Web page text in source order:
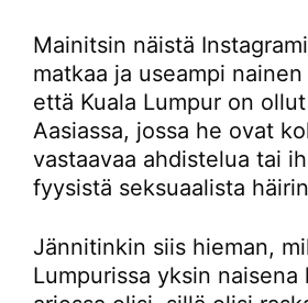
Mainitsin näistä
matkaa ja useampi
että Kuala Lumpur on
Aasiassa, jossa he ovat
vastaavaa ahdistelua tai
fyysistä seksuaalista
Jännitinkin siis hieman,
Lumpurissa yksin naisena